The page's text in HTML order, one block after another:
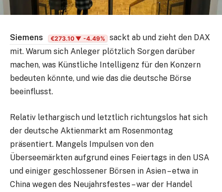
Siemens €273.10 ▼ -4.49% sackt ab und zieht den DAX
mit. Warum sich Anleger plötzlich Sorgen darüber
machen, was Künstliche Intelligenz für den Konzern
bedeuten könnte, und wie das die deutsche Börse
beeinflusst.
Relativ lethargisch und letztlich richtungslos hat sich
der deutsche Aktienmarkt am Rosenmontag
präsentiert. Mangels Impulsen von den
Überseemärkten aufgrund eines Feiertags in den USA
und einiger geschlossener Börsen in Asien – etwa in
China wegen des Neujahrsfestes – war der Handel